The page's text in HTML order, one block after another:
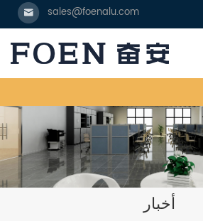
sales@foenalu.com
أخبار